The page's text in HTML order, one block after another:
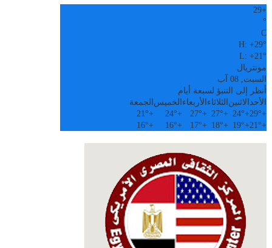
+
29
°
C
H:+29°
L:+21°
مونتريال
السبت, 08 آب
أنظر إلى التنبؤ لسبعة أيام
الأحدالاثنين الثلاثاء الأربعاء الخميس الجمعة
+
29°
+
24°
+
27°
+
27°
+
24°
+
21°
+
21°
+
19°
+
18°
+
17°
+
16°
+
16°